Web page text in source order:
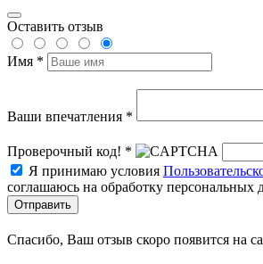
Оставить отзыв
Имя *
Ваши впечатления *
Проверочный код! *
Я принимаю условия
соглашаюсь на обработку персональных
Отправить
Спасибо, Ваш отзыв скоро появится на